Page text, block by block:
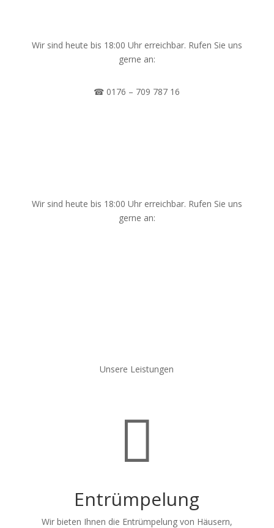
Wir sind heute bis 18:00 Uhr erreichbar. Rufen Sie uns
gerne an:
☎ 0176 – 709 787 16
Wir sind heute bis 18:00 Uhr erreichbar. Rufen Sie uns
gerne an:
Unsere Leistungen

Entrümpelung
Wir bieten Ihnen die Entrümpelung von Häusern,